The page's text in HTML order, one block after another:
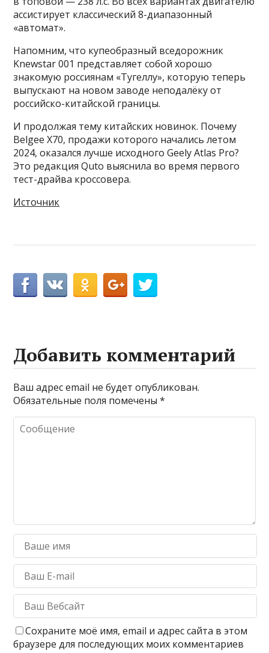
ассистирует классический 8-диапазонный
«автомат».
Напомним, что купеобразный вседорожник
Knewstar 001 представляет собой хорошо
знакомую россиянам «Тугеллу», которую теперь
выпускают на новом заводе неподалёку от
российско-китайской границы.
И продолжая тему китайских новинок. Почему
Belgee X70, продажи которого начались летом
2024, оказался лучше исходного Geely Atlas Pro?
Это редакция Quto выяснила во время первого
тест-драйва кроссовера.
Источник
Добавить комментарий
Ваш адрес email не будет опубликован.
Обязательные поля помечены*
Сохраните моё имя, email и адрес сайта в этом
браузере для последующих моих комментариев